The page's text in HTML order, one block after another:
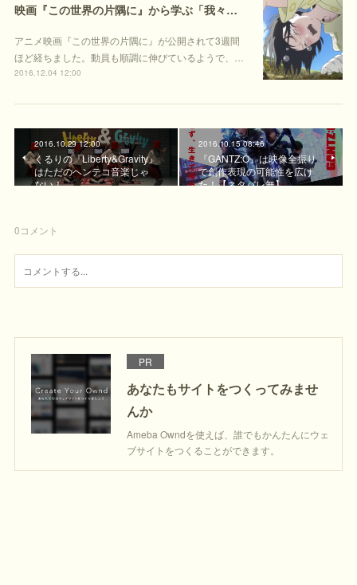
映画『この世界の片隅に』から学ぶ「我々はなぜ生きるのか」
アニメ映画『この世界の片隅に』が公開されて3週間
ほど経ちました。動員も順調に伸びているようで、…
2016.12.04 12:00
2016.10.29 12:00
くるりの『Liberty&Gravity』
はただのヘンテコ音楽じゃ
ない！
2016.10.15 08:46
『GANTZ:O』は映像全振り
で創作表現の可能性を広げ
た！【ネタバレ無】
0コメント
PR
あなたもサイトをつくってみませ
んか
Ameba Owndを使えば、誰でもかんたんにウェ
ブサイトをつくることができます。